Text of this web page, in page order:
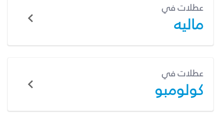
عطلات في
ماليه
عطلات في
كولومبو